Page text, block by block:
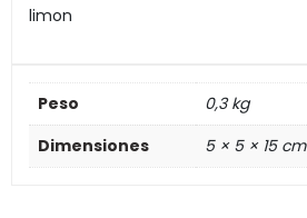
limon
Peso
0,3 kg
Dimensiones
5 × 5 × 15 cm